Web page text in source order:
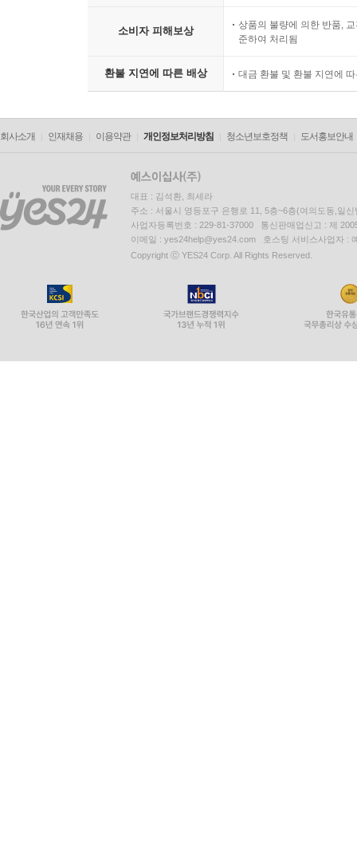
소비자 피해보상
상품의 불량에 의한 반품,
준하여 처리됨
환불 지연에 따른 배상 대금 환불 및 환불 지연에
회사소개 인재채용 이용약관 개인정보처리방침 청소년보호정책 도서홍보안내
대표 : 김석환, 최세라
주소 : 서울시 영등포구 은행로 11, 5층~6층(여의도동,일신
사업자등록번호 : 229-81-37000 통신판매업신고 : 제
이메일 : yes24help@yes24.com 호스팅 서비스사업자 :
Copyright ⓒ YES24 Corp. All Rights Reserved.